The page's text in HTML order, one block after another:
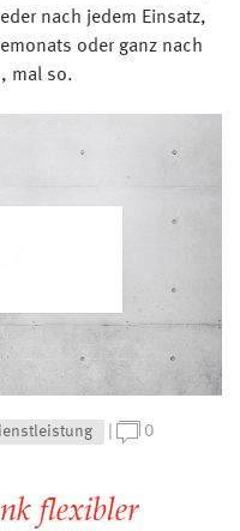
nach jedem Einsatz,
oder ganz nach
mal so.
0
flexibler